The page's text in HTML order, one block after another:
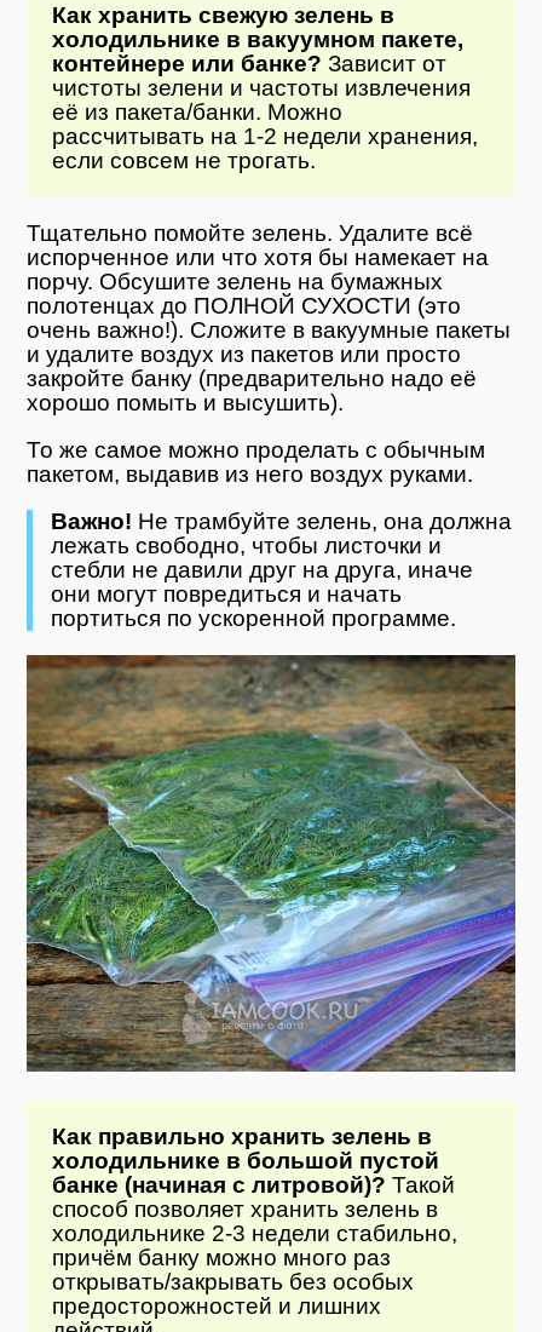
Как хранить свежую зелень в
холодильнике в вакуумном пакете,
контейнере или банке? Зависит от
чистоты зелени и частоты извлечения
её из пакета/банки. Можно
рассчитывать на 1-2 недели хранения,
если совсем не трогать.
Тщательно помойте зелень. Удалите всё
испорченное или что хотя бы намекает на
порчу. Обсушите зелень на бумажных
полотенцах до ПОЛНОЙ СУХОСТИ (это
очень важно!). Сложите в вакуумные пакеты
и удалите воздух из пакетов или просто
закройте банку (предварительно надо её
хорошо помыть и высушить).
То же самое можно проделать с обычным
пакетом, выдавив из него воздух руками.
Важно! Не трамбуйте зелень, она должна
лежать свободно, чтобы листочки и
стебли не давили друг на друга, иначе
они могут повредиться и начать
портиться по ускоренной программе.
Как правильно хранить зелень в
холодильнике в большой пустой
банке (начиная с литровой)? Такой
способ позволяет хранить зелень в
холодильнике 2-3 недели стабильно,
причём банку можно много раз
открывать/закрывать без особых
предосторожностей и лишних